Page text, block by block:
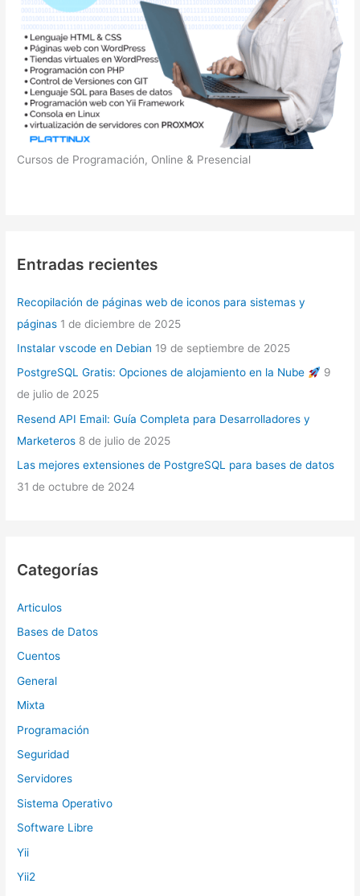
Cursos de Programación, Online & Presencial
Entradas recientes
Recopilación de páginas web de iconos para sistemas y
páginas 1 de diciembre de 2025
Instalar vscode en Debian 19 de septiembre de 2025
PostgreSQL Gratis: Opciones de alojamiento en la Nube
9
de julio de 2025
Resend API Email: Guía Completa para Desarrolladores y
Marketeros 8 de julio de 2025
Las mejores extensiones de PostgreSQL para bases de datos
31 de octubre de 2024
Categorías
Articulos
Bases de Datos
Cuentos
General
Mixta
Programación
Seguridad
Servidores
Sistema Operativo
Software Libre
Yii
Yii2